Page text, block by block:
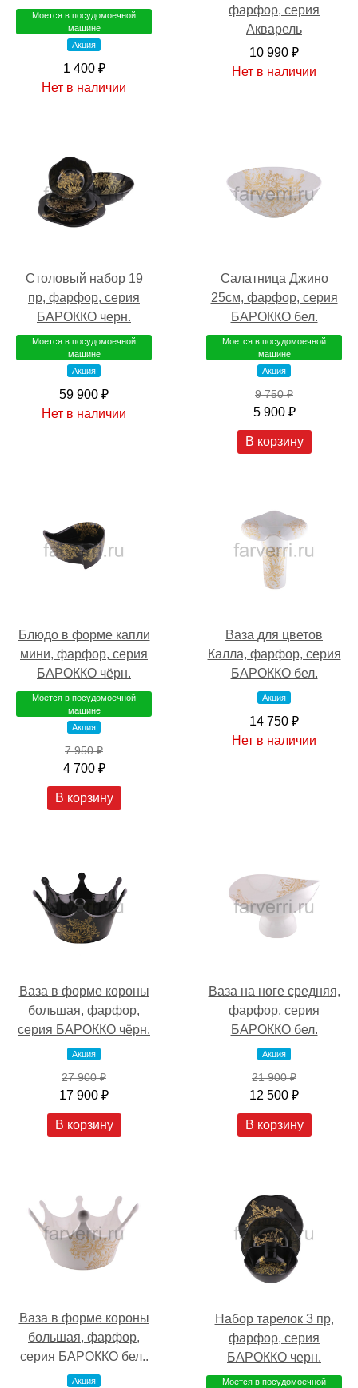
Моется в посудомоечной
машине
Акция
1 400 ₽
Нет в наличии
фарфор, серия
Акварель
10 990 ₽
Нет в наличии
Столовый набор 19
пр, фарфор, серия
БАРОККО черн.
Моется в посудомоечной
машине
Акция
59 900 ₽
Нет в наличии
Салатница Джино
25см, фарфор, серия
БАРОККО бел.
Моется в посудомоечной
машине
Акция
9 750 ₽
5 900 ₽
В корзину
Блюдо в форме капли
мини, фарфор, серия
БАРОККО чёрн.
Моется в посудомоечной
машине
Акция
7 950 ₽
4 700 ₽
В корзину
Ваза для цветов
Калла, фарфор, серия
БАРОККО бел.
Акция
14 750 ₽
Нет в наличии
Ваза в форме короны
большая, фарфор,
серия БАРОККО чёрн.
Акция
27 900 ₽
17 900 ₽
В корзину
Ваза на ноге средняя,
фарфор, серия
БАРОККО бел.
Акция
21 900 ₽
12 500 ₽
В корзину
Ваза в форме короны
большая, фарфор,
серия БАРОККО бел..
Акция
Набор тарелок 3 пр,
фарфор, серия
БАРОККО черн.
Моется в посудомоечной